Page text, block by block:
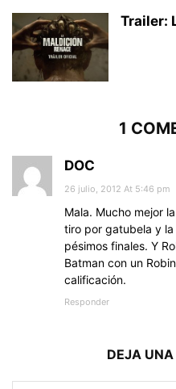
Trailer:
1
DOC
26 julio, 2012 At 5:46 pm
Mala. Mucho mejor
tiro por gatubela y
pésimos finales. Y
Batman con un
calificación.
Responder
DEJA UNA